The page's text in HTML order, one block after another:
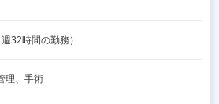
32時間の勤務）
理、手術